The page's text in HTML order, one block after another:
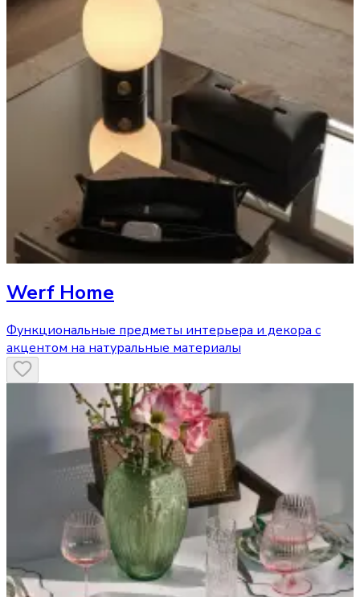
Werf Home
Функциональные предметы интерьера и декора с
акцентом на натуральные материалы